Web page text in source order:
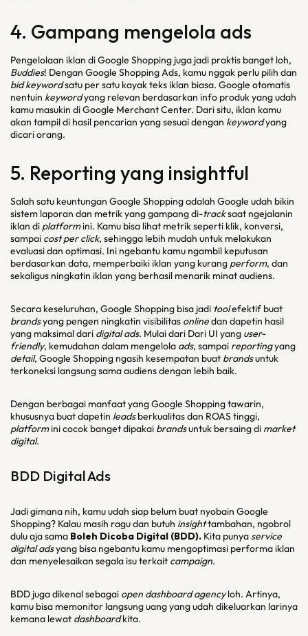
4. Gampang mengelola ads
Pengelolaan iklan di Google Shopping juga jadi praktis banget loh,
Buddies! Dengan Google Shopping Ads, kamu nggak perlu pilih dan
bid keywordsatu per satu kayak teks iklan biasa. Google otomatis
nentuin keywordyang relevan berdasarkan info produk yang udah
kamu masukin di Google Merchant Center. Dari situ, iklan kamu
akan tampil di hasil pencarian yang sesuai dengan keywordyang
dicari orang.
5. Reporting yang insightful
Salah satu keuntungan Google Shopping adalah Google udah bikin
sistem laporan dan metrik yang gampang di-tracksaat ngejalanin
iklan di platformini. Kamu bisa lihat metrik seperti klik, konversi,
sampai cost per click, sehingga lebih mudah untuk melakukan
evaluasi dan optimasi. Ini ngebantu kamu ngambil keputusan
berdasarkan data, memperbaiki iklan yang kurang perform, dan
sekaligus ningkatin iklan yang berhasil menarik minat audiens.
Secara keseluruhan, Google Shopping bisa jadi toolefektif buat
brandsyang pengen ningkatin visibilitas onlinedan dapetin hasil
yang maksimal dari digital ads. Mulai dari Dari UI yang user-
friendly, kemudahan dalam mengelola ads, sampai reportingyang
detail, Google Shopping ngasih kesempatan buat brandsuntuk
terkoneksi langsung sama audiens dengan lebih baik.
Dengan berbagai manfaat yang Google Shopping tawarin,
khususnya buat dapetin leadsberkualitas dan ROAS tinggi,
platformini cocok banget dipakai brandsuntuk bersaing di market
digital.
BDD Digital Ads
Jadi gimana nih, kamu udah siap belum buat nyobain Google
Shopping? Kalau masih ragu dan butuh insighttambahan, ngobrol
dulu aja sama Boleh Dicoba Digital (BDD). Kita punya service
digital adsyang bisa ngebantu kamu mengoptimasi performa iklan
dan menyelesaikan segala isu terkait campaign.
BDD juga dikenal sebagai open dashboard agencyloh. Artinya,
kamu bisa memonitor langsung uang yang udah dikeluarkan larinya
kemana lewat dashboardkita.